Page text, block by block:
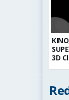
3D